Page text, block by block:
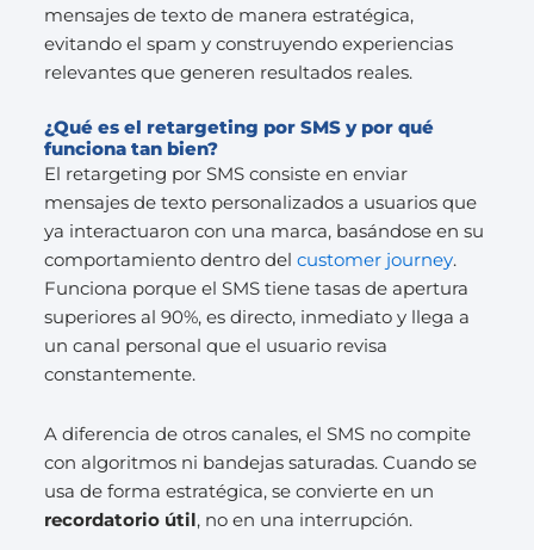
mensajes de texto de manera estratégica,
evitando el spam y construyendo experiencias
relevantes que generen resultados reales.
¿Qué es el retargeting por SMS y por qué
funciona tan bien?
El retargeting por SMS consiste en enviar
mensajes de texto personalizados a usuarios que
ya interactuaron con una marca, basándose en su
comportamiento dentro del customer journey.
Funciona porque el SMS tiene tasas de apertura
superiores al 90%, es directo, inmediato y llega a
un canal personal que el usuario revisa
constantemente.
A diferencia de otros canales, el SMS no compite
con algoritmos ni bandejas saturadas. Cuando se
usa de forma estratégica, se convierte en un
recordatorio útil, no en una interrupción.